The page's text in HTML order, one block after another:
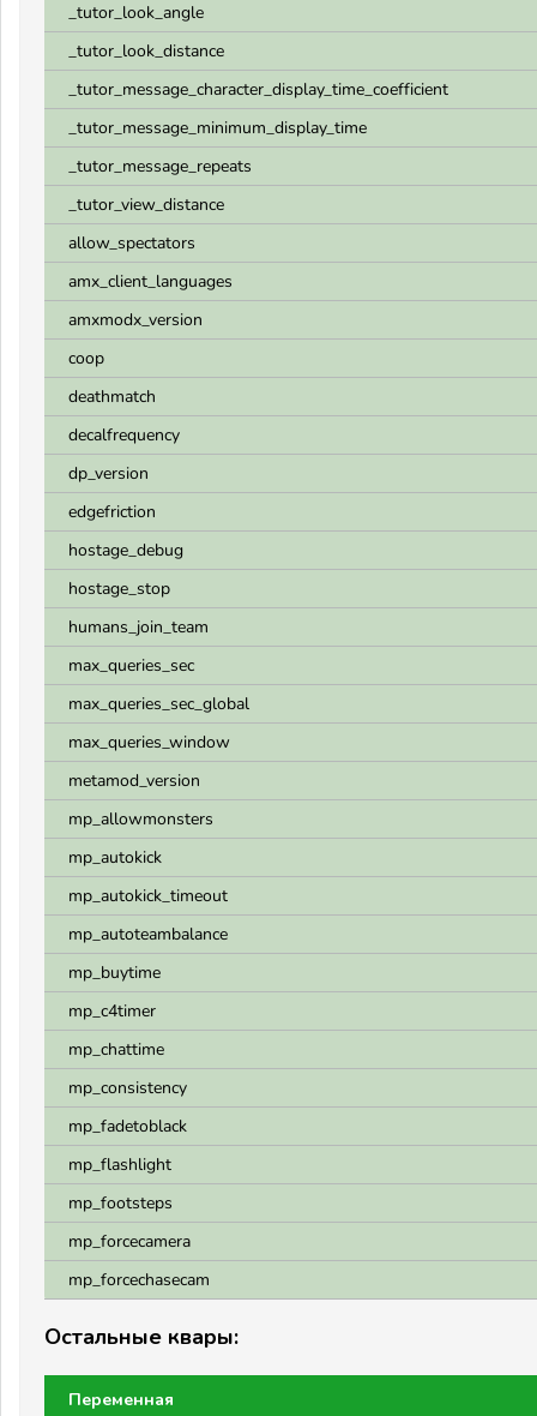
_tutor_look_angle
_tutor_look_distance
_tutor_message_character_display_time_coefficient
_tutor_message_minimum_display_time
_tutor_message_repeats
_tutor_view_distance
allow_spectators
amx_client_languages
amxmodx_version
coop
deathmatch
decalfrequency
dp_version
edgefriction
hostage_debug
hostage_stop
humans_join_team
max_queries_sec
max_queries_sec_global
max_queries_window
metamod_version
mp_allowmonsters
mp_autokick
mp_autokick_timeout
mp_autoteambalance
mp_buytime
mp_c4timer
mp_chattime
mp_consistency
mp_fadetoblack
mp_flashlight
mp_footsteps
mp_forcecamera
mp_forcechasecam
Остальные квары:
Переменная